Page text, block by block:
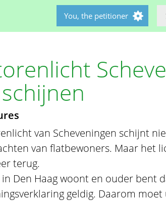
You, the petitioner
van Scheveningen schijnt
van flatbewoners. Maar het
terug.
Den Haag woont en ouder bent
geldig. Daarom moet